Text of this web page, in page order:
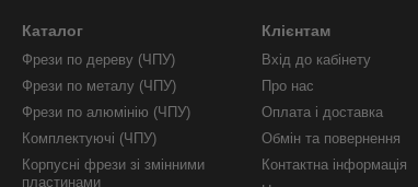
Каталог
Фрези по дереву (ЧПУ)
Фрези по металу (ЧПУ)
Фрези по алюмінію (ЧПУ)
Комплектуючі (ЧПУ)
Корпусні фрези зі змінними
пластинами
Клієнтам
Вхід до кабінету
Про нас
Оплата і доставка
Обмін та повернення
Контактна інформація